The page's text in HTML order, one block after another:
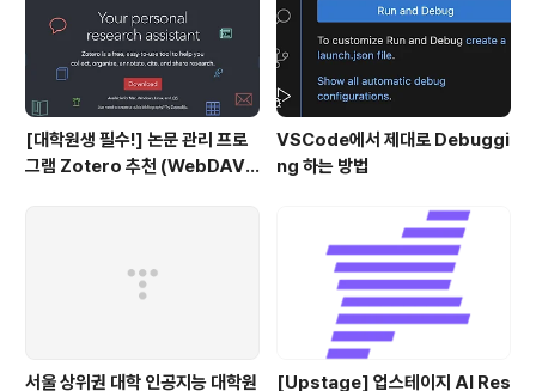
on(a, lo, hi): i, j =..
[대학원생 필수!] 논문 관리 프로
그램 Zotero 추천 (WebDAV
VSCode에서 제대로 Debuggi
ng 하는 방법
서울 상위권 대학 인공지능 대학원
[Upstage] 업스테이지 AI Res